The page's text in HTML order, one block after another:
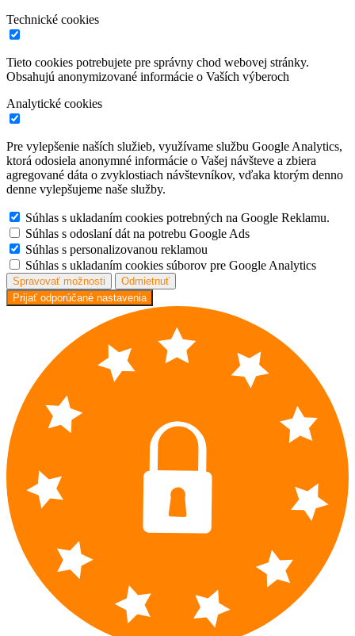
Technické cookies
Tieto cookies potrebujete pre správny chod webovej stránky.
Obsahujú anonymizované informácie o Vaších výberoch
Analytické cookies
Pre vylepšenie naších služieb, využívame službu Google Analytics,
ktorá odosiela anonymné informácie o Vašej návšteve a zbiera
agregované dáta o zvyklostiach návštevníkov, vďaka ktorým denno
denne vylepšujeme naše služby.
Súhlas s ukladaním cookies potrebných na Google Reklamu.
Súhlas s odoslaní dát na potrebu Google Ads
Súhlas s personalizovanou reklamou
Súhlas s ukladaním cookies súborov pre Google Analytics
Spravovať možnosti
Odmietnuť
Prijať odporúčané nastavenia